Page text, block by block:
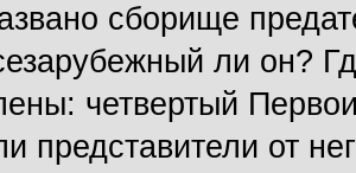
сборище
ли он?
четвертый
представители от